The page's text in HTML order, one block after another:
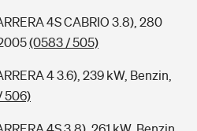
4S CABRIO 3.8), 280
(0583 / 505)
4 3.6), 239 kW, Benzin,
506)